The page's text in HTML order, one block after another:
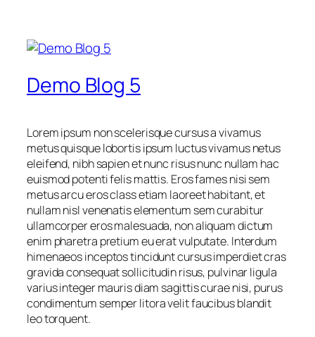
Demo Blog 5
Lorem ipsum non scelerisque cursus a vivamus
metus quisque lobortis ipsum luctus vivamus netus
eleifend, nibh sapien et nunc risus nunc nullam hac
euismod potenti felis mattis. Eros fames nisi sem
metus arcu eros class etiam laoreet habitant, et
nullam nisl venenatis elementum sem curabitur
ullamcorper eros malesuada, non aliquam dictum
enim pharetra pretium eu erat vulputate. Interdum
himenaeos inceptos tincidunt cursus imperdiet cras
gravida consequat sollicitudin risus, pulvinar ligula
varius integer mauris diam sagittis curae nisi, purus
condimentum semper litora velit faucibus blandit
leo torquent.